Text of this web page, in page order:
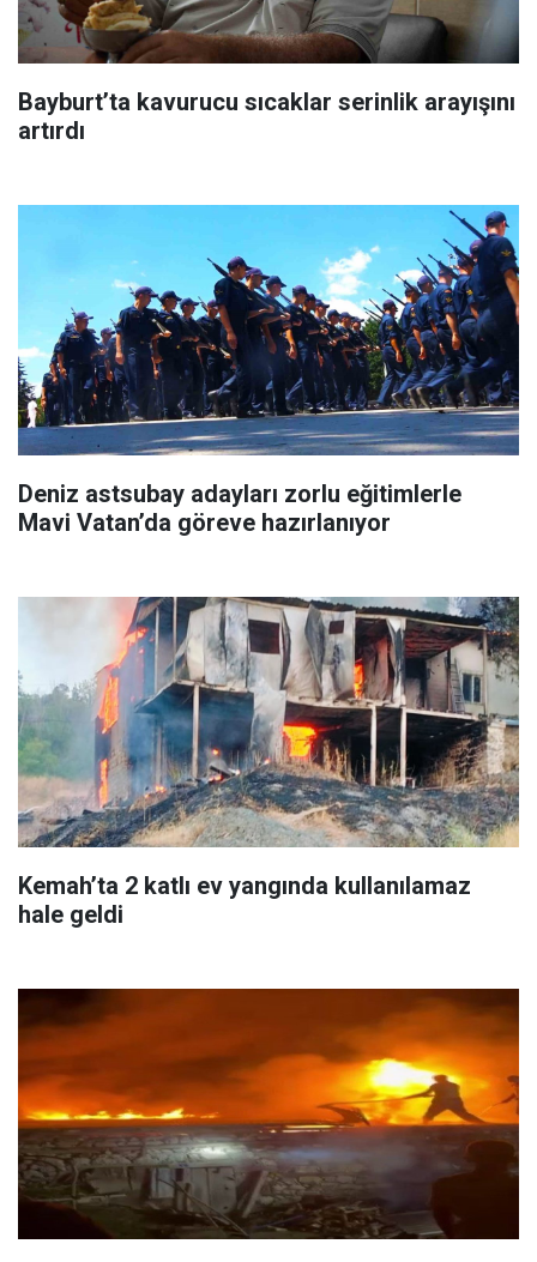
Bayburt’ta kavurucu sıcaklar serinlik arayışını
artırdı
Deniz astsubay adayları zorlu eğitimlerle
Mavi Vatan’da göreve hazırlanıyor
Kemah’ta 2 katlı ev yangında kullanılamaz
hale geldi